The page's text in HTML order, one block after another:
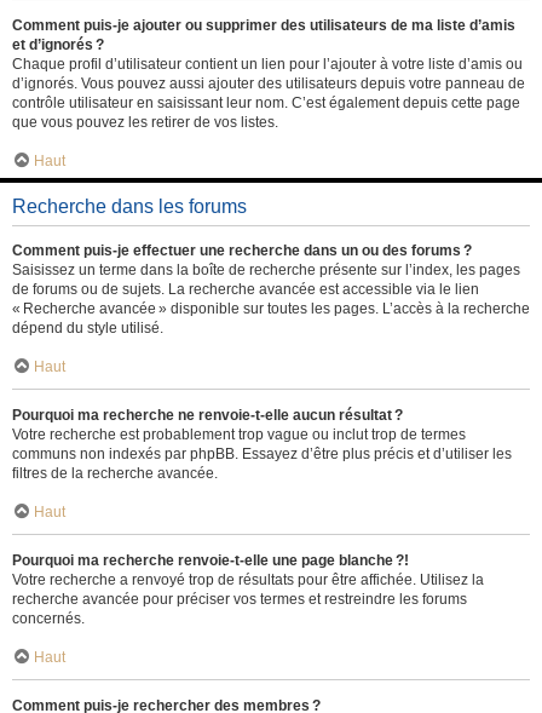
Comment puis-je ajouter ou supprimer des utilisateurs de ma liste d’amis
et d’ignorés ?
Chaque profil d’utilisateur contient un lien pour l’ajouter à votre liste d’amis ou
d’ignorés. Vous pouvez aussi ajouter des utilisateurs depuis votre panneau de
contrôle utilisateur en saisissant leur nom. C’est également depuis cette page
que vous pouvez les retirer de vos listes.
Haut
Recherche dans les forums
Comment puis-je effectuer une recherche dans un ou des forums ?
Saisissez un terme dans la boîte de recherche présente sur l’index, les pages
de forums ou de sujets. La recherche avancée est accessible via le lien
« Recherche avancée » disponible sur toutes les pages. L’accès à la recherche
dépend du style utilisé.
Haut
Pourquoi ma recherche ne renvoie-t-elle aucun résultat ?
Votre recherche est probablement trop vague ou inclut trop de termes
communs non indexés par phpBB. Essayez d’être plus précis et d’utiliser les
filtres de la recherche avancée.
Haut
Pourquoi ma recherche renvoie-t-elle une page blanche ?!
Votre recherche a renvoyé trop de résultats pour être affichée. Utilisez la
recherche avancée pour préciser vos termes et restreindre les forums
concernés.
Haut
Comment puis-je rechercher des membres ?